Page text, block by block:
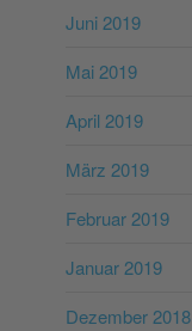
Juni 2019
Mai 2019
April 2019
März 2019
Februar 2019
Januar 2019
Dezember 2018